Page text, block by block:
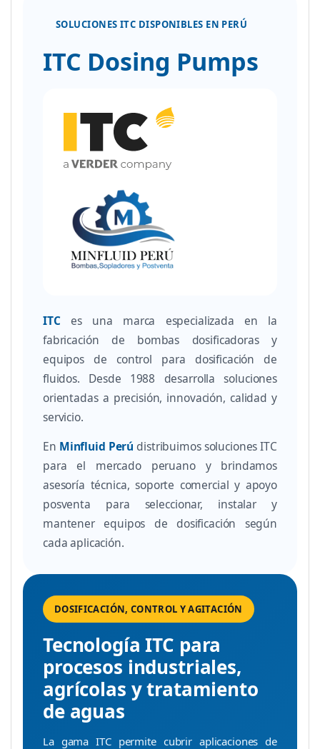
SOLUCIONES ITC DISPONIBLES EN PERÚ
ITC Dosing Pumps
ITC es una marca especializada en la
fabricación de bombas dosificadoras y
equipos de control para dosificación de
fluidos. Desde 1988 desarrolla soluciones
orientadas a precisión, innovación, calidad y
servicio.
En Minfluid Perú distribuimos soluciones ITC
para el mercado peruano y brindamos
asesoría técnica, soporte comercial y apoyo
posventa para seleccionar, instalar y
mantener equipos de dosificación según
cada aplicación.
DOSIFICACIÓN, CONTROL Y AGITACIÓN
Tecnología ITC para
procesos industriales,
agrícolas y tratamiento
de aguas
La gama ITC permite cubrir aplicaciones de